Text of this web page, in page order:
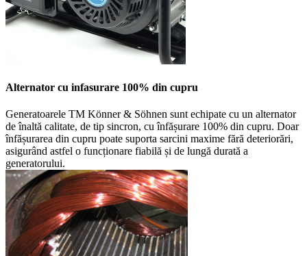
Alternator cu infasurare 100% din cupru
Generatoarele TM Könner & Söhnen sunt echipate cu un alternator
de înaltă calitate, de tip sincron, cu înfășurare 100% din cupru. Doar
înfășurarea din cupru poate suporta sarcini maxime fără deteriorări,
asigurând astfel o funcționare fiabilă și de lungă durată a
generatorului.